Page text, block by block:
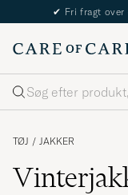
Søg
TØJ / JAKKER